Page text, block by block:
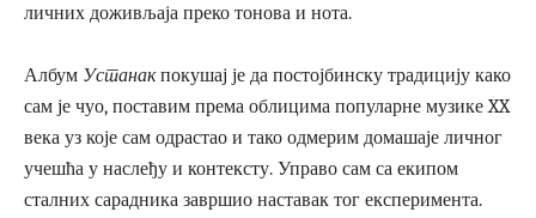
личних доживљаја преко тонова и нота.
Албум Устанакпокушај је да постојбинску традицију како
сам је чуо, поставим према облицима популарне музике XX
века уз које сам одрастао и тако одмерим домашаје личног
учешћа у наслеђу и контексту. Управо сам са екипом
сталних сарадника завршио наставак тог експеримента.